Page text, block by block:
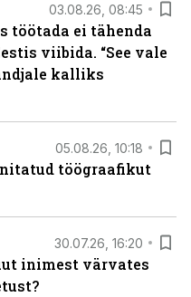
03.08.26, 08:45
töötada ei tähenda
viibida. “See vale
kalliks
05.08.26, 10:18
töögraafikut
30.07.26, 16:20
inimest värvates